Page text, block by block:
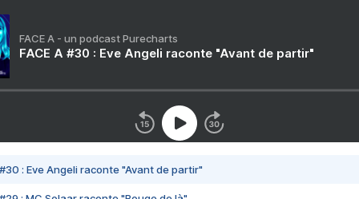
FACE A - un podcast Purecharts
FACE A #30 : Eve Angeli raconte "Avant de partir"
#30 : Eve Angeli raconte "Avant de partir"